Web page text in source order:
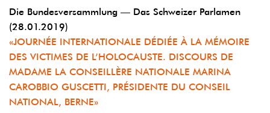
Die Bundesversammlung — Das Schweizer Parlamen
(28.01.2019)
«JOURNÉE INTERNATIONALE DÉDIÉE À LA MÉMOIRE
DES VICTIMES DE L’HOLOCAUSTE. DISCOURS DE
MADAME LA CONSEILLÈRE NATIONALE MARINA
CAROBBIO GUSCETTI, PRÉSIDENTE DU CONSEIL
NATIONAL, BERNE»